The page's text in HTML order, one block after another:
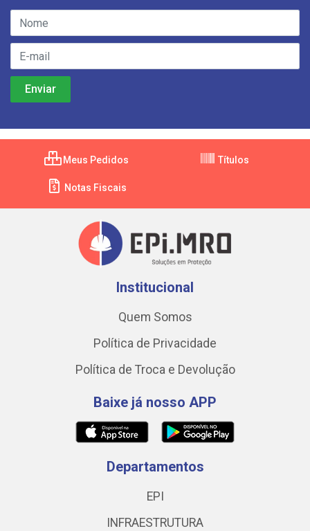
Meus Pedidos Títulos
Notas Fiscais
Institucional
Quem Somos
Política de Privacidade
Política de Troca e Devolução
Baixe já nosso APP
Departamentos
EPI
INFRAESTRUTURA